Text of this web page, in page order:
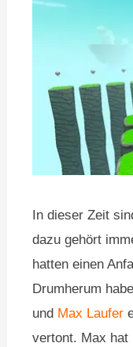
In dieser Zeit
dazu gehört
hatten einen
Drumherum
und Max Laufer
vertont. Max hat